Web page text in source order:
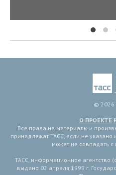
© 2026
О ПРОЕКТЕ
Все права на материалы и
принадлежат ТАСС, если не
может не совпадать
ТАСС, информационное агентство
выдано 02 апреля 1999 г.